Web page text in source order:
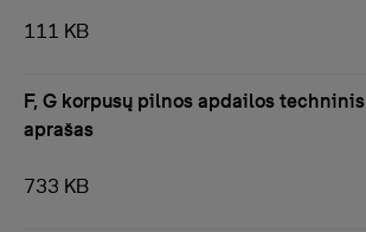
111 KB
F, G korpusų pilnos apdailos techninis
aprašas
733 KB